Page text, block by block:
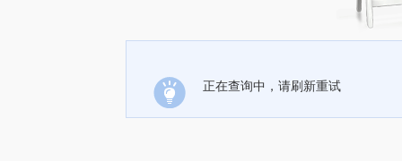
正在查询中，请刷新重试